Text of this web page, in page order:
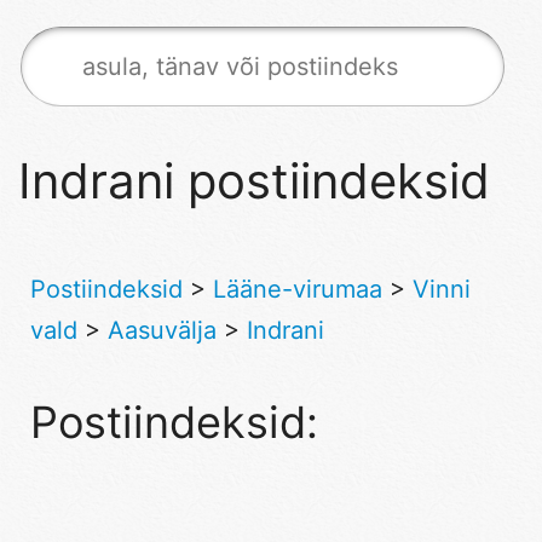
Indrani postiindeksid
Postiindeksid > Lääne-virumaa > Vinni
vald > Aasuvälja > Indrani
Postiindeksid: